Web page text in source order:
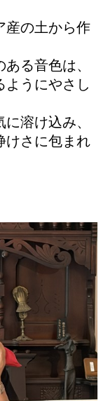
の土から作
る音色は、
ようにやさし
溶け込み、
けさに包まれ